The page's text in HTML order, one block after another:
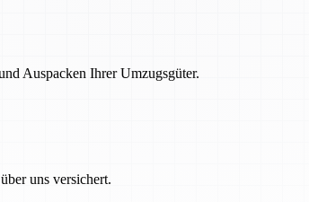
Auspacken Ihrer Umzugsgüter.
uns versichert.